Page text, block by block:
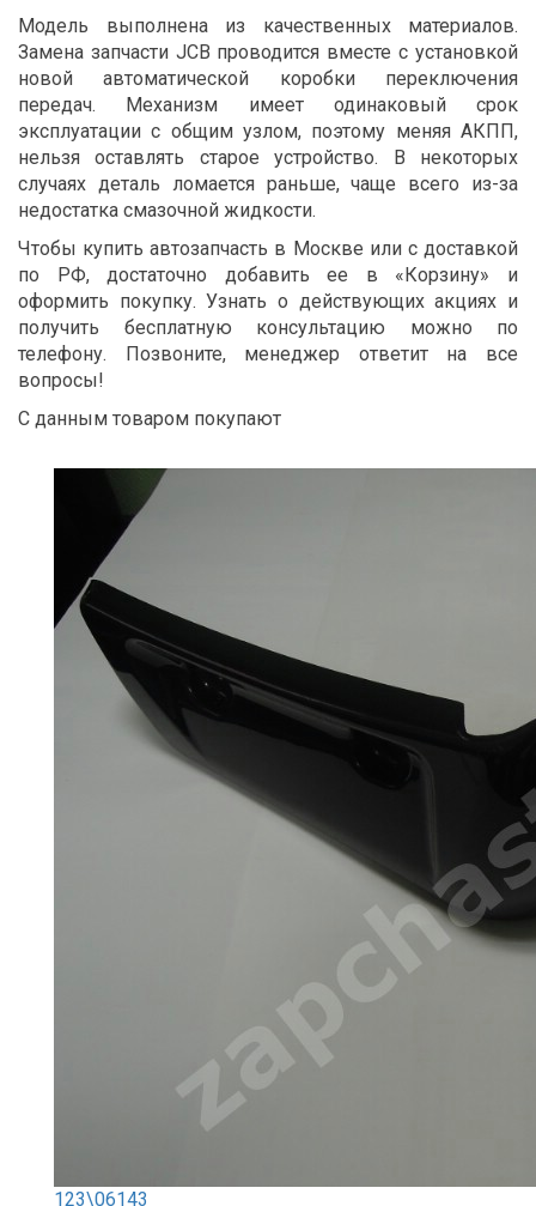
Модель выполнена из качественных материалов.
Замена запчасти JCB проводится вместе с установкой
новой автоматической коробки переключения
передач. Механизм имеет одинаковый срок
эксплуатации с общим узлом, поэтому меняя АКПП,
нельзя оставлять старое устройство. В некоторых
случаях деталь ломается раньше, чаще всего из-за
недостатка смазочной жидкости.
Чтобы купить автозапчасть в Москве или с доставкой
по РФ, достаточно добавить ее в «Корзину» и
оформить покупку. Узнать о действующих акциях и
получить бесплатную консультацию можно по
телефону. Позвоните, менеджер ответит на все
вопросы!
С данным товаром покупают
123\06143